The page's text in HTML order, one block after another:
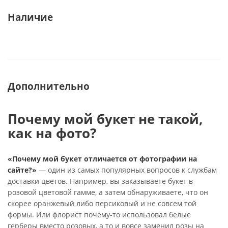
Наличие
Дополнительно
Почему мой букет не такой,
как на фото?
«Почему мой букет отличается от фотографии на
сайте?» — один из самых популярных вопросов к службам
доставки цветов. Например, вы заказываете букет в
розовой цветовой гамме, а затем обнаруживаете, что он
скорее оранжевый либо персиковый и не совсем той
формы. Или флорист почему-то использовал белые
герберы вместо розовых, а то и вовсе заменил розы на